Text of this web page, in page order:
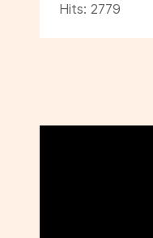
Hits: 2779